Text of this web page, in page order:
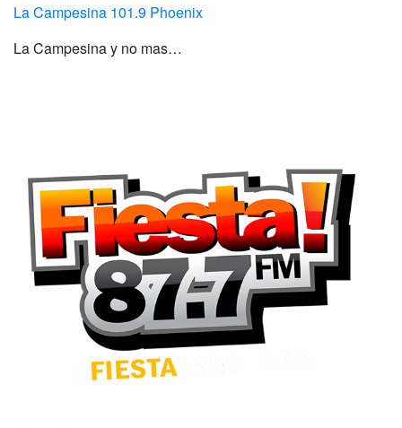
La Campesina 101.9 Phoenix
La Campesina y no mas…